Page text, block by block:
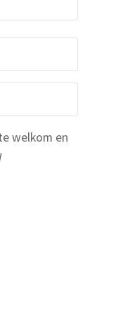
welkom en